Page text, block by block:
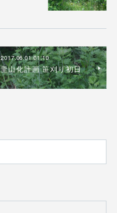
2017.06.01 01:10
里山化計画 笹刈り初日